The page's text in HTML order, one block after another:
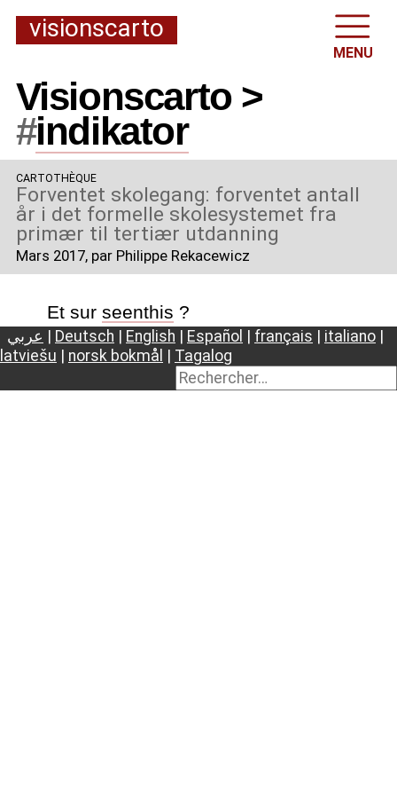
visionscarto
MENU
Visionscarto >
#indikator
CARTOTHÈQUE
Forventet skolegang: forventet antall
år i det formelle skolesystemet fra
primær til tertiær utdanning
Mars 2017, par Philippe Rekacewicz
Et sur seenthis ?
عربي Deutsch English Español français italiano
latviešu
norsk bokmål Tagalog